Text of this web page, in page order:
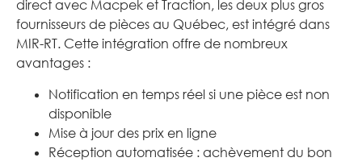
direct avec Macpek et Traction, les deux plus gros
fournisseurs de pièces au Québec, est intégré dans
MIR-RT. Cette intégration offre de nombreux
avantages :
Notification en temps réel si une pièce est non
disponible
Mise à jour des prix en ligne
Réception automatisée : achèvement du bon